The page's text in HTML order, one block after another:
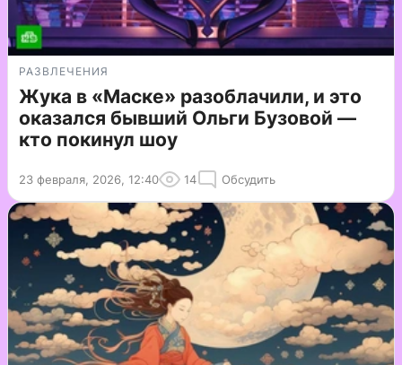
РАЗВЛЕЧЕНИЯ
Жука в «Маске» разоблачили, и это
оказался бывший Ольги Бузовой —
кто покинул шоу
23 февраля, 2026, 12:40 14 Обсудить